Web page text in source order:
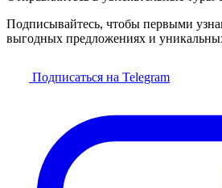
Подписывайтесь, чтобы первыми
выгодных предложениях и
Подписаться на Telegram